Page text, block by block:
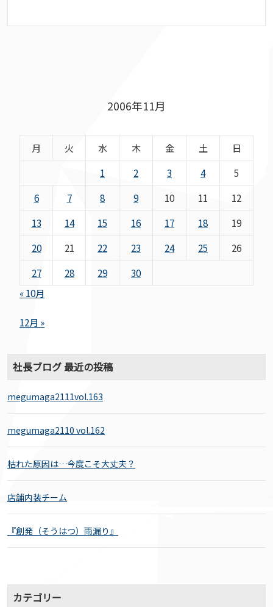
2006年11月
月 火 水 木 金 土
日
1
2 3 4
5
6
7 8 9 10 11
12
13
14 15 16 17 18
19
20
21 22 23 24 25
26
27
28 29
30
« 10月
12月 »
社長ブログ 最近の投稿
megumaga2111vol.163
megumaga2110 vol.162
枯れた原因は…今度こそ大丈夫？
店舗内装チーム
『創発（そうはつ）雨漏り』
カテゴリー